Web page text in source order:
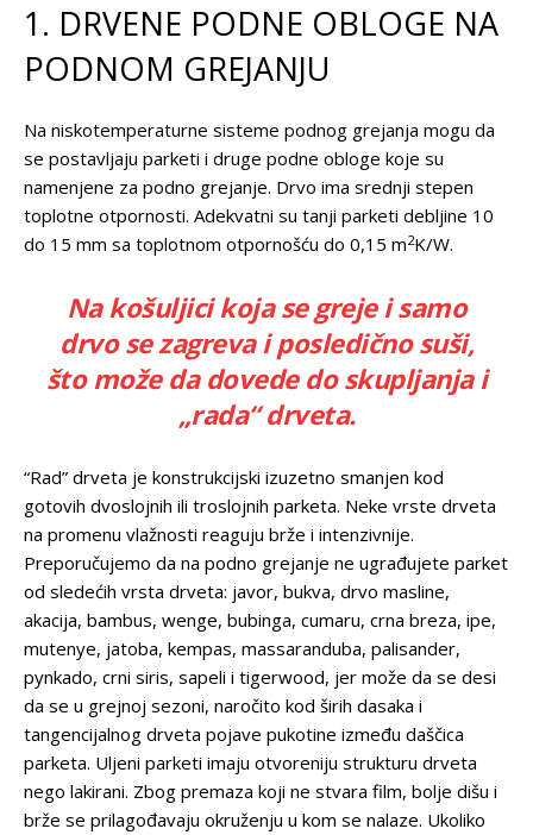
1. DRVENE PODNE OBLOGE NA
PODNOM GREJANJU
Na niskotemperaturne sisteme podnog grejanja mogu da
se postavljaju parketi i druge podne obloge koje su
namenjene za podno grejanje. Drvo ima srednji stepen
toplotne otpornosti. Adekvatni su tanji parketi debljine 10
do 15 mm sa toplotnom otpornošću do 0,15 m2K/W.
Na košuljici koja se greje i samo
drvo se zagreva i posledično suši,
što može da dovede do skupljanja i
„rada“ drveta.
“Rad” drveta je konstrukcijski izuzetno smanjen kod
gotovih dvoslojnih ili troslojnih parketa. Neke vrste drveta
na promenu vlažnosti reaguju brže i intenzivnije.
Preporučujemo da na podno grejanje ne ugrađujete parket
od sledećih vrsta drveta: javor, bukva, drvo masline,
akacija, bambus, wenge, bubinga, cumaru, crna breza, ipe,
mutenye, jatoba, kempas, massaranduba, palisander,
pynkado, crni siris, sapeli i tigerwood, jer može da se desi
da se u grejnoj sezoni, naročito kod širih dasaka i
tangencijalnog drveta pojave pukotine između daščica
parketa. Uljeni parketi imaju otvoreniju strukturu drveta
nego lakirani. Zbog premaza koji ne stvara film, bolje dišu i
brže se prilagođavaju okruženju u kom se nalaze. Ukoliko